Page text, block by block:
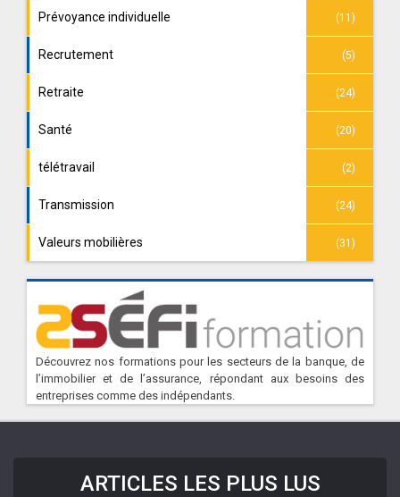
Prévoyance individuelle (11)
Recrutement (5)
Retraite (24)
Santé (20)
télétravail (2)
Transmission (24)
Valeurs mobilières (31)
Découvrez nos formations pour les secteurs de la banque, de
l’immobilier et de l’assurance, répondant aux besoins des
entreprises comme des indépendants.
ARTICLES LES PLUS LUS